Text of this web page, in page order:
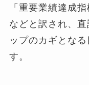
「重要業績達成
などと訳され、
ップのカギとな
す。